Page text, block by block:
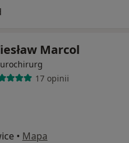
Marcol
17 opinii
• Mapa